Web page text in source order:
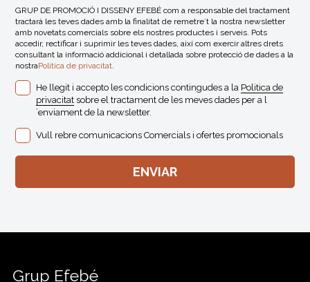
GRUP DE PROMOCIÓ I DISSENY EFEBÉ com a responsable del tractament
tractarà les teves dades amb la finalitat de remetre´t la nostra newsletter
amb novetats comercials sobre els nostres productes i serveis. Pots
accedir, rectificar i suprimir les teves dades, així com exercir altres drets
consultant la informació addicional i detallada sobre protecció de dades a la
nostraPolitica de privacitat.
He llegit i accepto les condicions contingudes a la Politica de
privacitat sobre el tractament de les meves dades per a l
´enviament de la newsletter.
Vull rebre comunicacions Comercials i ofertes promocionals
Grup Efebé